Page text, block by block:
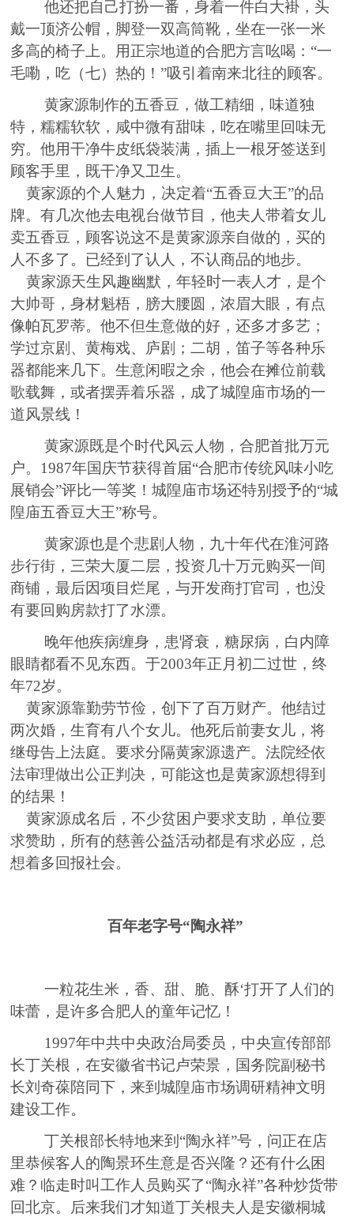
他还把自己打扮一番，身着一件白大褂，头
戴一顶济公帽，脚登一双高筒靴，坐在一张一米
多高的椅子上。用正宗地道的合肥方言吆喝： “一
毛嘞，吃（七）热的！”吸引着南来北往的顾客。
黄家源制作的五香豆，做工精细，味道独
特，糯糯软软， 咸中微有甜味，吃在嘴里回味无
穷。他用干净牛皮纸袋装满，插上一根牙签送到
顾客手里，既干净又卫生。
黄家源的个人魅力，决定着“五香豆大王”的品
牌。有几次他去电视台做节目，他夫人带着女儿
卖五香豆，顾客说这不是黄家源亲自做的，买的
人不多了。已经到了认人 ，不认商品的地步。
黄家源天生风趣幽默，年轻时一表人才，是个
大帅哥 ，身材魁梧，膀大腰圆，浓眉大眼，有点
像帕瓦罗蒂。他不但生意做的好，还多才多艺 ；
学过京剧 、黄梅戏、 庐剧 ；二胡，笛子等各种乐
器都能来几下。生意闲暇之余，他会在摊位前载
歌载舞，或者摆弄着乐器，成了城隍庙市场的一
道风景线！
黄家源既是个时代风云人物，合肥首批万元
户。 1987年国庆节获得首届“合肥市传统风味小吃
展销会”评比一等奖！城隍庙市场还特别授予的“城
隍庙五香豆大王”称号。
黄家源也是个悲剧人物，九十年代在淮河路
步行街，三荣大厦二层，投资几十万元购买一间
商铺，最后因项目烂尾，与开发商打官司，也没
有要回购房款打了水漂。
晚年他疾病缠身， 患肾衰 ，糖尿病，白内障
眼睛都看不见东西。于2003年正月初二过世，终
年72岁。
黄家源靠勤劳节俭，创下了百万财产。他结过
两次婚，生育有八个女儿。他死后前妻女儿，将
继母告上法庭。要求分隔黄家源遗产。法院经依
法审理做出公正判决，可能这也是黄家源想得到
的结果！
黄家源成名后，不少贫困户要求支助，单位要
求赞助，所有的慈善公益活动都是有求必应，总
想着多回报社会。
百年老字号“陶永祥”
一粒花生米，香、甜、 脆、 酥‘打开了人们的
味蕾 ，是许多合肥人的童年记忆！
1997年中共中央政治局委员，中央宣传部部
长丁关根，在安徽省书记卢荣景，国务院副秘书
长刘奇葆陪同下，来到城隍庙市场调研精神文明
建设工作。
丁关根部长特地来到 “陶永祥”号，问正在店
里恭候客人的陶景环生意是否兴隆 ？还有什么困
难？ 临走时叫工作人员购买了“陶永祥”各种炒货带
回北京。后来我们才知道丁关根夫人是安徽桐城